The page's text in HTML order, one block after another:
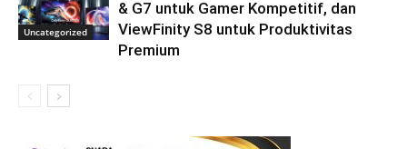
Uncategorized
& G7 untuk Gamer Kompetitif, dan
ViewFinity S8 untuk Produktivitas
Premium